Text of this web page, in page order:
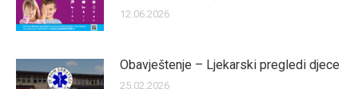
12.06.2026
Obavještenje – Ljekarski pregledi djece
25.02.2026